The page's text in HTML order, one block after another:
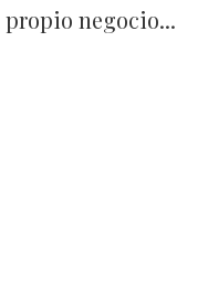
negocio...